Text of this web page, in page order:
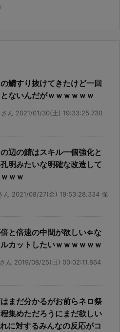
の鯖すり抜けてきたけど一回
ないんだがｗｗｗｗｗｗ
ん 2021/01/30(土) 19:33:25.730
の辺の鯖はスキル一個強化と
明みたいな明確な改造して
ｗｗ
ん 2021/08/27(金) 19:53:28.334 強
倍と倍速の中間が欲しい⇐な
カットしたいｗｗｗｗｗｗ
ん 2019/08/25(日) 00:02:11.864
はまだ分かるがお前らネロ祭
集めただろうにまだ欲しい
に対するみんなの反応がコ